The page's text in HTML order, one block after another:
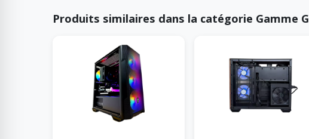
Produits similaires dans la catégorie Gamme